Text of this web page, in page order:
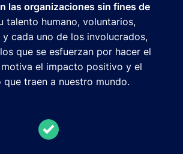
las organizaciones sin fines de
talento humano, voluntarios,
y cada uno de los involucrados,
que se esfuerzan por hacer el
motiva el impacto positivo y el
que traen a nuestro mundo.